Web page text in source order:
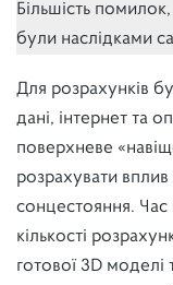
Більшість
були наслідками
Для розрахунків
дані, інтернет та
поверхневе
розрахувати
сонцестояння. Час
кількості
готової 3D моделі